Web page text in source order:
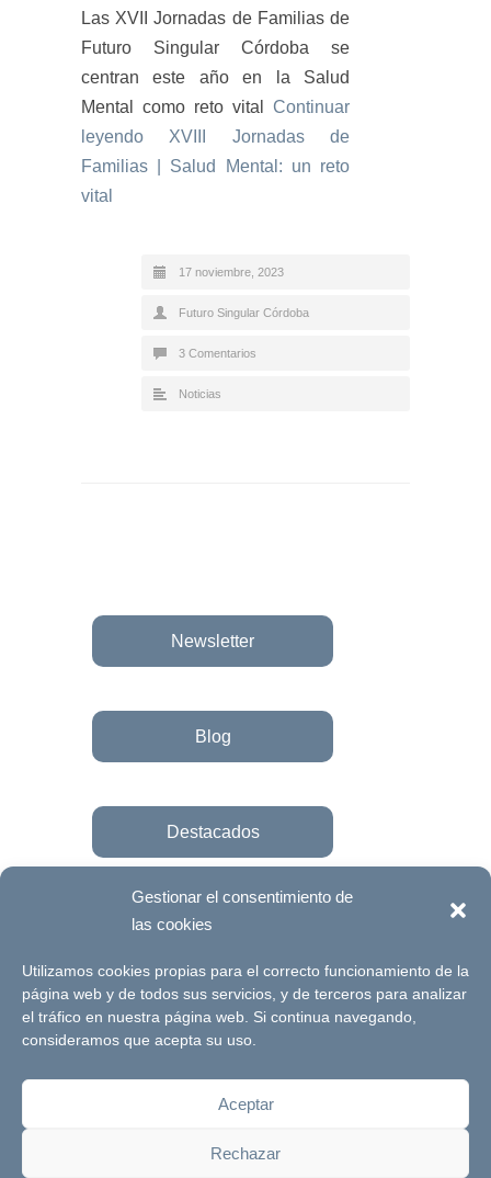
Gestionar el consentimiento de
las cookies
Utilizamos cookies propias para el correcto funcionamiento de la
página web y de todos sus servicios, y de terceros para analizar
el tráfico en nuestra página web. Si continua navegando,
consideramos que acepta su uso.
Aceptar
Rechazar
Las XVII Jornadas de Familias de
Futuro Singular Córdoba se
centran este año en la Salud
Mental como reto vital Continuar
leyendo XVIII Jornadas de
Familias | Salud Mental: un reto
vital
17 noviembre, 2023
Futuro Singular Córdoba
3 Comentarios
Noticias
Newsletter
Blog
Destacados
Únete a la fundación
© Futuro Singular Córdoba 2017. Web
desarrollada por
Aviso Legal
Política de cookies